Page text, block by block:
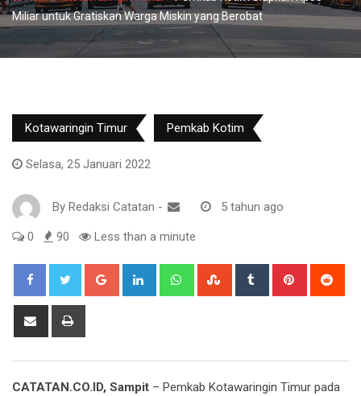
Miliar untuk Gratiskan Warga Miskin yang Berobat
Kotawaringin Timur Pemkab Kotim
Selasa, 25 Januari 2022
By Redaksi Catatan - 5 tahun ago
0 90 Less than a minute
Google+ LinkedIn WhatsappStumbleUpon
Tumblr Pinterest
Share
CATATAN.CO.ID, Sampit – Pemkab Kotawaringin Timur pada